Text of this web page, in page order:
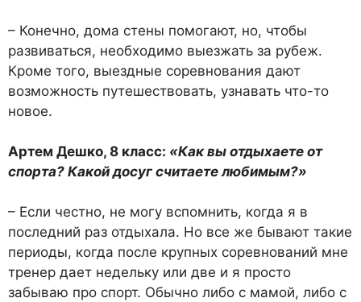
– Конечно, дома стены помо­гают, но, чтобы
развиваться, необходимо выезжать за рубеж.
Кроме того, выездные соревно­вания дают
возможность пу­тешествовать, узнавать что-то
новое.
Артем Дешко, 8 класс: «Как вы отдыхаете от
спорта? Какой досуг считаете люби­мым?»
– Если честно, не могу вспом­нить, когда я в
последний раз отдыхала. Но все же бывают та­кие
периоды, когда после круп­ных соревнований мне
тренер дает недельку или две и я про­сто
забываю про спорт. Обычно либо с мамой, либо с